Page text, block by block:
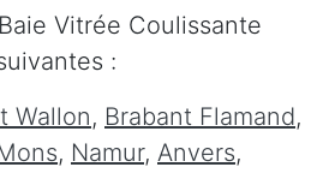
Vitrée Coulissante
:
Wallon, Brabant Flamand,
, Namur, Anvers,